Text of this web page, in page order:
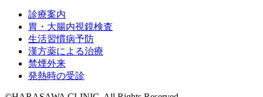
診療案内
胃・大腸内視鏡検査
生活習慣病予防
漢方薬による治療
禁煙外来
発熱時の受診